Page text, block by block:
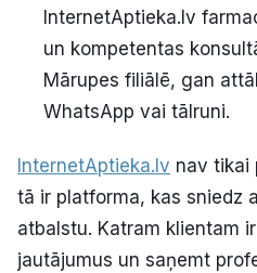
InternetAptieka.lv
un kompetentas
Mārupes filiālē, gan
WhatsApp vai tālruni.
InternetAptieka.lv nav tikai
tā ir platforma, kas sniedz
atbalstu. Katram klientam
jautājumus un saņemt